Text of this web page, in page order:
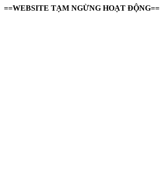
==WEBSITE TẠM NGỪNG HOẠT ĐỘNG==